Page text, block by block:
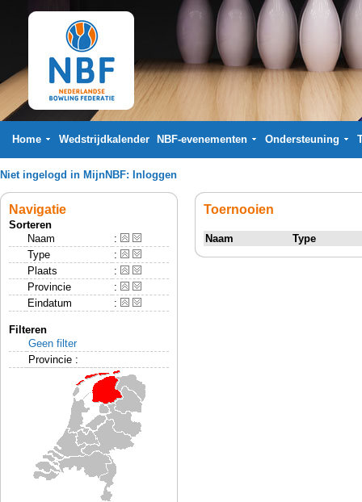
Home Wedstrijdkalender NBF-evenementen Ondersteuning
Niet ingelogd in MijnNBF: Inloggen
Navigatie
Sorteren
Naam
:
Type
:
Plaats
:
Provincie
:
Eindatum
:
Filteren
Geen filter
Provincie :
Toernooien
Naam Type